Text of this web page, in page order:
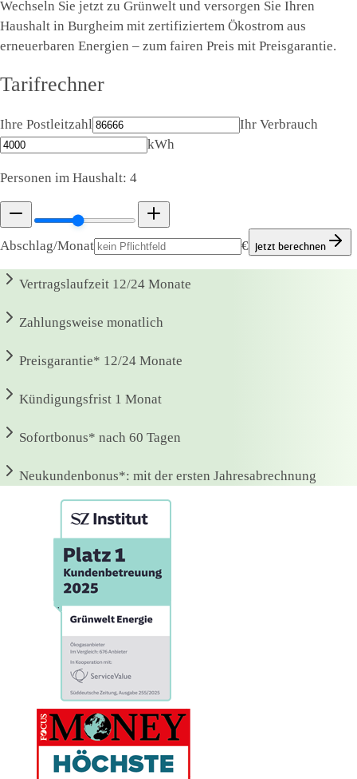
Wechseln Sie jetzt zu Grünwelt und versorgen Sie Ihren
Haushalt in Burgheim mit zertifiziertem Ökostrom aus
erneuerbaren Energien – zum fairen Preis mit Preisgarantie.
Tarifrechner
Ihre Postleitzahl
Ihr Verbrauch
kWh
Personen im Haushalt: 4
Abschlag/Monat € Jetzt berechnen
Vertragslaufzeit 12/24 Monate
Zahlungsweise monatlich
Preisgarantie* 12/24 Monate
Kündigungsfrist 1 Monat
Sofortbonus* nach 60 Tagen
Neukundenbonus*: mit der ersten Jahresabrechnung